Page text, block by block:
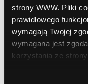
strony WWW. Pliki
prawidłowego
wymagają Twojej
wymagana jest
korzystania ze
sierpień 2018
lipiec 2018
czerwiec 2018